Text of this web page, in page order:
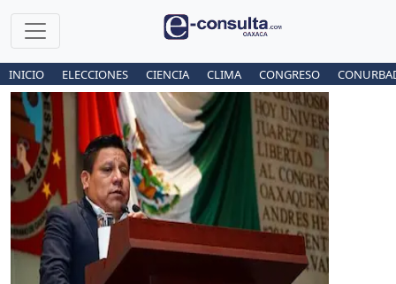
INICIO ELECCIONES CIENCIA CLIMA CONGRESO